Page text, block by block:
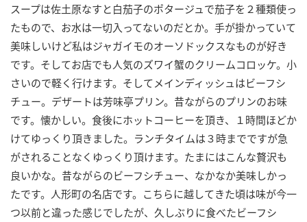
スープは佐土原なすと白茄子のポタージュで茄子を２種類使っ
たもので、お水は一切入ってないのだとか。手が掛かっていて
美味しいけど私はジャガイモのオーソドックスなものが好き
です。そしてお店でも人気のズワイ蟹のクリームコロッケ。小
さいので軽く行けます。そしてメインディッシュはビーフシ
チュー。デザートは芳味亭プリン。昔ながらのプリンのお味
です。懐かしい。食後にホットコーヒーを頂き、１時間ほどか
けてゆっくり頂きました。ランチタイムは３時までですが急
がされることなくゆっくり頂けます。たまにはこんな贅沢も
良いかな。昔ながらのビーフシチュー、なかなか美味しかっ
たです。人形町の名店です。こちらに越してきた頃は味が今一
つ以前と違った感じでしたが、久しぶりに食べたビーフシ